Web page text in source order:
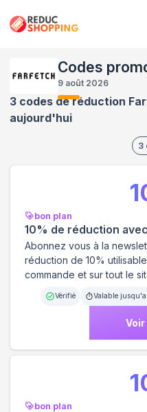
Codes
9 août 2026
3 codes de réduction
aujourd'hui
3
bon plan
10% de réduction
Abonnez vous à la
réduction de 10%
commande et sur tout le
Vérifié Valable
bon plan